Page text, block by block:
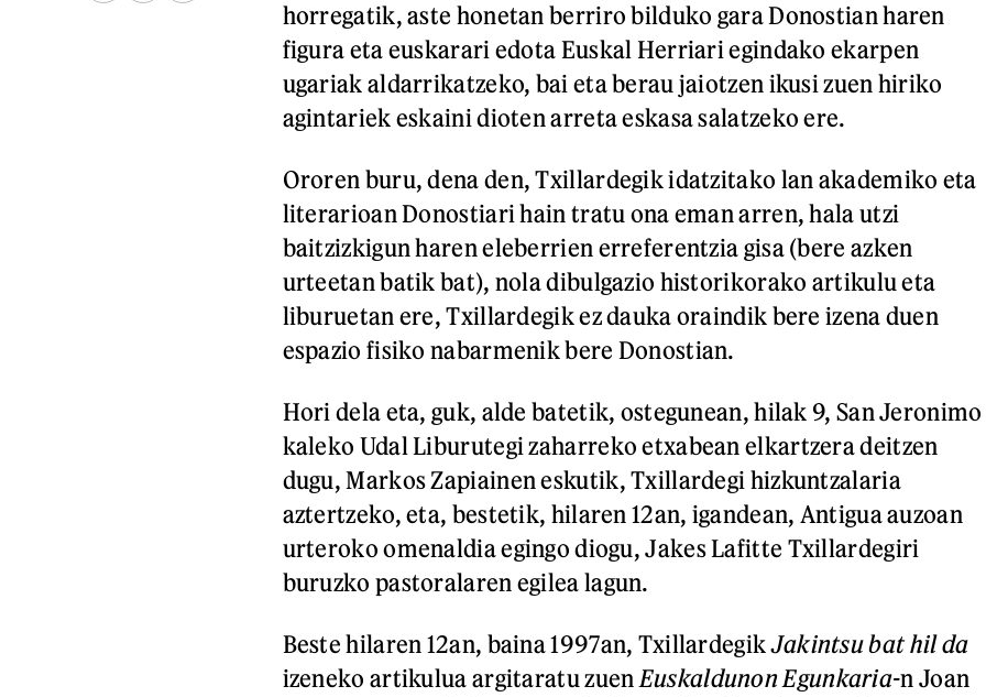
horregatik, aste honetan berriro bilduko gara Donostian haren
figura eta euskarari edota Euskal Herriari egindako ekarpen
ugariak aldarrikatzeko, bai eta berau jaiotzen ikusi zuen hiriko
agintariek eskaini dioten arreta eskasa salatzeko ere.
Ororen buru, dena den, Txillardegik idatzitako lan akademiko eta
literarioan Donostiari hain tratu ona eman arren, hala utzi
baitzizkigun haren eleberrien erreferentzia gisa (bere azken
urteetan batik bat), nola dibulgazio historikorako artikulu eta
liburuetan ere, Txillardegik ez dauka oraindik bere izena duen
espazio fisiko nabarmenik bere Donostian.
Hori dela eta, guk, alde batetik, ostegunean, hilak 9, San Jeronimo
kaleko Udal Liburutegi zaharreko etxabean elkartzera deitzen
dugu, Markos Zapiainen eskutik, Txillardegi hizkuntzalaria
aztertzeko, eta, bestetik, hilaren 12an, igandean, Antigua auzoan
urteroko omenaldia egingo diogu, Jakes Lafitte Txillardegiri
buruzko pastoralaren egilea lagun.
Beste hilaren 12an, baina 1997an, TxillardegikJakintsu bat hil da
izeneko artikulua argitaratu zuen Euskaldunon Egunkaria-n Joan